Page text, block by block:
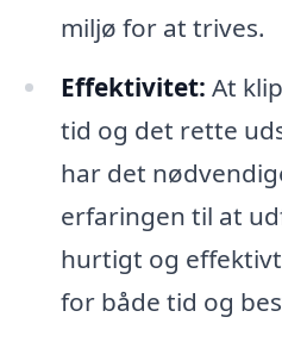
miljø for at trives.
Effektivitet: At
tid og det rette
har det
erfaringen til at
hurtigt og
for både tid og